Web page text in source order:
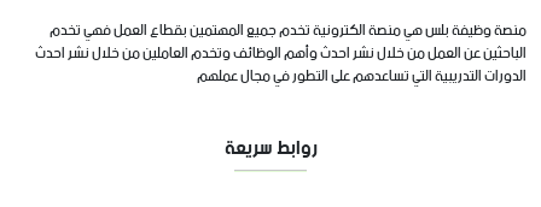
منصة وظيفة بلس هي منصة الكترونية تخدم جميع المهتمين بقطاع العمل فهي تخدم
الباحثين عن العمل من خلال نشر احدث وأهم الوظائف وتخدم العاملين من خلال نشر احدث
الدورات التدريبية التي تساعدهم على التطور في مجال عملهم
روابط سريعة